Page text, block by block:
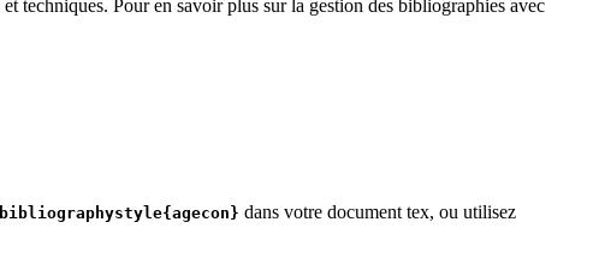
techniques. Pour en savoir plus sur la gestion des bibliographies avec
dans votre document tex, ou utilisez